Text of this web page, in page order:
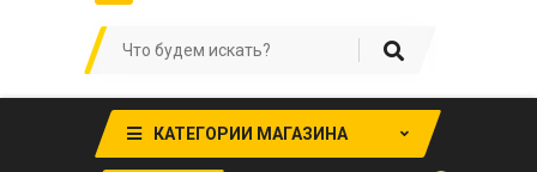
КАТЕГОРИИ МАГАЗИНА